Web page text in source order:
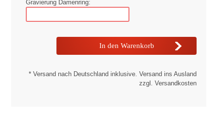
Gravierung Damenring:
* Versand nach Deutschland inklusive. Versand ins Ausland
zzgl. Versandkosten